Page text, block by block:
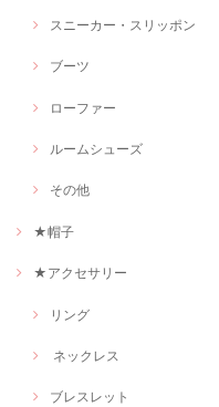
スニーカー・スリッポン
ブーツ
ローファー
ルームシューズ
その他
★帽子
★アクセサリー
リング
ネックレス
ブレスレット